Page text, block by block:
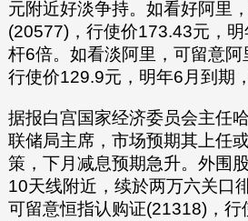
元附近好淡争持。如看好阿里
(20577)，行使价173.43元，
杆6倍。如看淡阿里，可留意阿
行使价129.9元，明年6月到期
据报白宫国家经济委员会主任
联储局主席，市场预期其上任
策，下月减息预期急升。外围
10天线附近，续於两万六关口
可留意恒指认购证(21318)，